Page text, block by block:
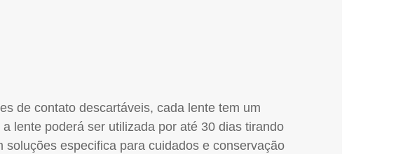
de contato descartáveis, cada lente tem um
lente poderá ser utilizada por até 30 dias tirando
especifica para cuidados e conservação